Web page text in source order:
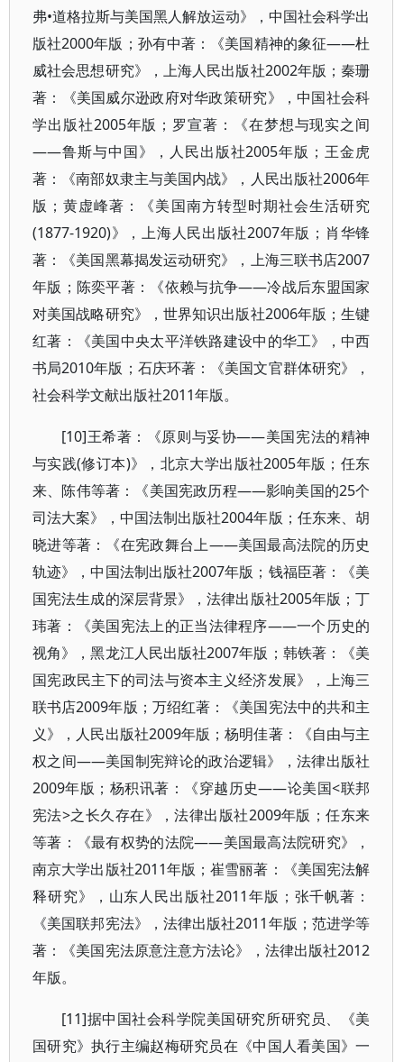
弗•道格拉斯与美国黑人解放运动》，中国社会科学出
版社2000年版；孙有中著：《美国精神的象征——杜
威社会思想研究》，上海人民出版社2002年版；秦珊
著：《美国威尔逊政府对华政策研究》，中国社会科
学出版社2005年版；罗宣著：《在梦想与现实之间
——鲁斯与中国》，人民出版社2005年版；王金虎
著：《南部奴隶主与美国内战》，人民出版社2006年
版；黄虚峰著：《美国南方转型时期社会生活研究
(1877-1920)》，上海人民出版社2007年版；肖华锋
著：《美国黑幕揭发运动研究》，上海三联书店2007
年版；陈奕平著：《依赖与抗争——冷战后东盟国家
对美国战略研究》，世界知识出版社2006年版；生键
红著：《美国中央太平洋铁路建设中的华工》，中西
书局2010年版；石庆环著：《美国文官群体研究》，
社会科学文献出版社2011年版。
[10]王希著：《原则与妥协——美国宪法的精神
与实践(修订本)》，北京大学出版社2005年版；任东
来、陈伟等著：《美国宪政历程——影响美国的25个
司法大案》，中国法制出版社2004年版；任东来、胡
晓进等著：《在宪政舞台上——美国最高法院的历史
轨迹》，中国法制出版社2007年版；钱福臣著：《美
国宪法生成的深层背景》，法律出版社2005年版；丁
玮著：《美国宪法上的正当法律程序——一个历史的
视角》，黑龙江人民出版社2007年版；韩铁著：《美
国宪政民主下的司法与资本主义经济发展》，上海三
联书店2009年版；万绍红著：《美国宪法中的共和主
义》，人民出版社2009年版；杨明佳著：《自由与主
权之间——美国制宪辩论的政治逻辑》，法律出版社
2009年版；杨积讯著：《穿越历史——论美国<联邦
宪法>之长久存在》，法律出版社2009年版；任东来
等著：《最有权势的法院——美国最高法院研究》，
南京大学出版社2011年版；崔雪丽著：《美国宪法解
释研究》，山东人民出版社2011年版；张千帆著：
《美国联邦宪法》，法律出版社2011年版；范进学等
著：《美国宪法原意注意方法论》，法律出版社2012
年版。
[11]据中国社会科学院美国研究所研究员、《美
国研究》执行主编赵梅研究员在《中国人看美国》一